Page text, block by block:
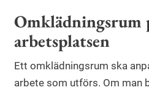
Omklädningsrum
arbetsplatsen
Ett omklädningsrum ska
arbete som utförs. Om man